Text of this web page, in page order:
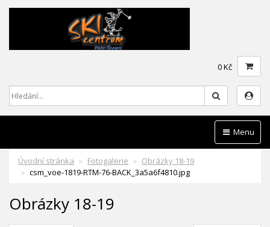
0 Kč
Menu
Úvodní stránka Fotogalerie
Obrázky 18-19
csm_voe-1819-RTM-76-BACK_3a5a6f4810.jpg
Obrázky 18-19